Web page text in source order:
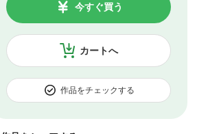
カートへ
今すぐ買う
作品をチェックする